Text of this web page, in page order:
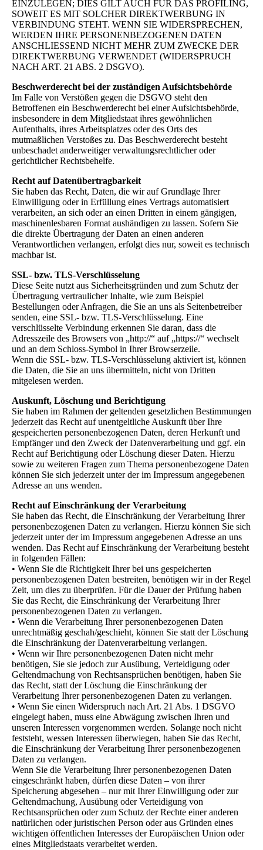
EINZULEGEN; DIES GILT AUCH FÜR DAS PROFILING,
SOWEIT ES MIT SOLCHER DIREKTWERBUNG IN
VERBINDUNG STEHT. WENN SIE WIDERSPRECHEN,
WERDEN IHRE PERSONENBEZOGENEN DATEN
ANSCHLIESSEND NICHT MEHR ZUM ZWECKE DER
DIREKTWERBUNG VERWENDET (WIDERSPRUCH
NACH ART. 21 ABS. 2 DSGVO).
Beschwerderecht bei der zuständigen Aufsichtsbehörde
Im Falle von Verstößen gegen die DSGVO steht den
Betroffenen ein Beschwerderecht bei einer Aufsichtsbehörde,
insbesondere in dem Mitgliedstaat ihres gewöhnlichen
Aufenthalts, ihres Arbeitsplatzes oder des Orts des
mutmaßlichen Verstoßes zu. Das Beschwerderecht besteht
unbeschadet anderweitiger verwaltungsrechtlicher oder
gerichtlicher Rechtsbehelfe.
Recht auf Datenübertragbarkeit
Sie haben das Recht, Daten, die wir auf Grundlage Ihrer
Einwilligung oder in Erfüllung eines Vertrags automatisiert
verarbeiten, an sich oder an einen Dritten in einem gängigen,
maschinenlesbaren Format aushändigen zu lassen. Sofern Sie
die direkte Übertragung der Daten an einen anderen
Verantwortlichen verlangen, erfolgt dies nur, soweit es technisch
machbar ist.
SSL- bzw. TLS-Verschlüsselung
Diese Seite nutzt aus Sicherheitsgründen und zum Schutz der
Übertragung vertraulicher Inhalte, wie zum Beispiel
Bestellungen oder Anfragen, die Sie an uns als Seitenbetreiber
senden, eine SSL- bzw. TLS-Verschlüsselung. Eine
verschlüsselte Verbindung erkennen Sie daran, dass die
Adresszeile des Browsers von „http://“ auf „https://“ wechselt
und an dem Schloss-Symbol in Ihrer Browserzeile.
Wenn die SSL- bzw. TLS-Verschlüsselung aktiviert ist, können
die Daten, die Sie an uns übermitteln, nicht von Dritten
mitgelesen werden.
Auskunft, Löschung und Berichtigung
Sie haben im Rahmen der geltenden gesetzlichen Bestimmungen
jederzeit das Recht auf unentgeltliche Auskunft über Ihre
gespeicherten personenbezogenen Daten, deren Herkunft und
Empfänger und den Zweck der Datenverarbeitung und ggf. ein
Recht auf Berichtigung oder Löschung dieser Daten. Hierzu
sowie zu weiteren Fragen zum Thema personenbezogene Daten
können Sie sich jederzeit unter der im Impressum angegebenen
Adresse an uns wenden.
Recht auf Einschränkung der Verarbeitung
Sie haben das Recht, die Einschränkung der Verarbeitung Ihrer
personenbezogenen Daten zu verlangen. Hierzu können Sie sich
jederzeit unter der im Impressum angegebenen Adresse an uns
wenden. Das Recht auf Einschränkung der Verarbeitung besteht
in folgenden Fällen:
• Wenn Sie die Richtigkeit Ihrer bei uns gespeicherten
personenbezogenen Daten bestreiten, benötigen wir in der Regel
Zeit, um dies zu überprüfen. Für die Dauer der Prüfung haben
Sie das Recht, die Einschränkung der Verarbeitung Ihrer
personenbezogenen Daten zu verlangen.
• Wenn die Verarbeitung Ihrer personenbezogenen Daten
unrechtmäßig geschah/geschieht, können Sie statt der Löschung
die Einschränkung der Datenverarbeitung verlangen.
• Wenn wir Ihre personenbezogenen Daten nicht mehr
benötigen, Sie sie jedoch zur Ausübung, Verteidigung oder
Geltendmachung von Rechtsansprüchen benötigen, haben Sie
das Recht, statt der Löschung die Einschränkung der
Verarbeitung Ihrer personenbezogenen Daten zu verlangen.
• Wenn Sie einen Widerspruch nach Art. 21 Abs. 1 DSGVO
eingelegt haben, muss eine Abwägung zwischen Ihren und
unseren Interessen vorgenommen werden. Solange noch nicht
feststeht, wessen Interessen überwiegen, haben Sie das Recht,
die Einschränkung der Verarbeitung Ihrer personenbezogenen
Daten zu verlangen.
Wenn Sie die Verarbeitung Ihrer personenbezogenen Daten
eingeschränkt haben, dürfen diese Daten – von ihrer
Speicherung abgesehen – nur mit Ihrer Einwilligung oder zur
Geltendmachung, Ausübung oder Verteidigung von
Rechtsansprüchen oder zum Schutz der Rechte einer anderen
natürlichen oder juristischen Person oder aus Gründen eines
wichtigen öffentlichen Interesses der Europäischen Union oder
eines Mitgliedstaats verarbeitet werden.